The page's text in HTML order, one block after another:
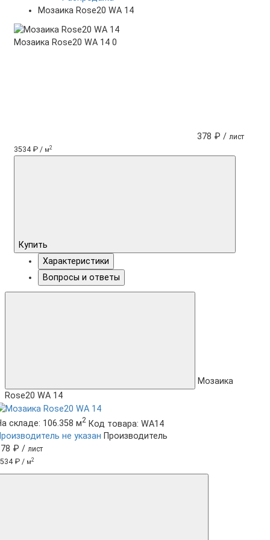
Мозаика Rose20 WA 14
Мозаика Rose20 WA 14 0
378 ₽ / лист
3534 ₽ / м2
Купить
Характеристики
Вопросы и ответы
Мозаика
Rose20 WA 14
складе: 106.358 м2 Код товара: WA14
не указан Производитель
₽ / лист
₽ / м2